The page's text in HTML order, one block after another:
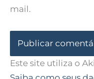
mail.
Este site utiliza o